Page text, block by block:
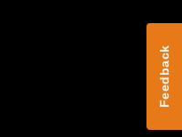
Feedback